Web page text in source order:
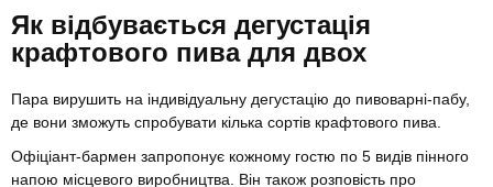
Як відбувається дегустація
крафтового пива для двох
Пара вирушить на індивідуальну дегустацію до пивоварні-пабу,
де вони зможуть спробувати кілька сортів крафтового пива.
Офіціант-бармен запропонує кожному гостю по 5 видів пінного
напою місцевого виробництва. Він також розповість про